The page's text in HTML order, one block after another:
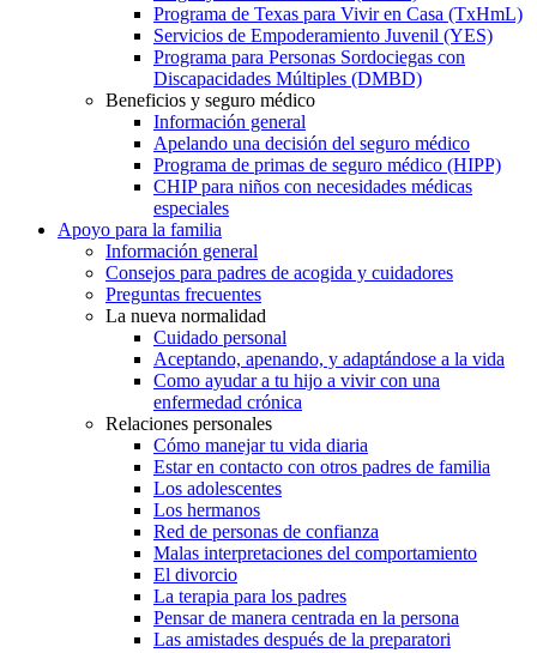
Programa de Texas para Vivir en Casa (TxHmL)
Servicios de Empoderamiento Juvenil (YES)
Programa para Personas Sordociegas con
Discapacidades Múltiples (DMBD)
Beneficios y seguro médico
Información general
Apelando una decisión del seguro médico
Programa de primas de seguro médico (HIPP)
CHIP para niños con necesidades médicas
especiales
Apoyo para la familia
Información general
Consejos para padres de acogida y cuidadores
Preguntas frecuentes
La nueva normalidad
Cuidado personal
Aceptando, apenando, y adaptándose a la vida
Como ayudar a tu hijo a vivir con una
enfermedad crónica
Relaciones personales
Cómo manejar tu vida diaria
Estar en contacto con otros padres de familia
Los adolescentes
Los hermanos
Red de personas de confianza
Malas interpretaciones del comportamiento
El divorcio
La terapia para los padres
Pensar de manera centrada en la persona
Las amistades después de la preparatori